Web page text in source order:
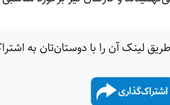
لینک آن را با دوستان‌تان به